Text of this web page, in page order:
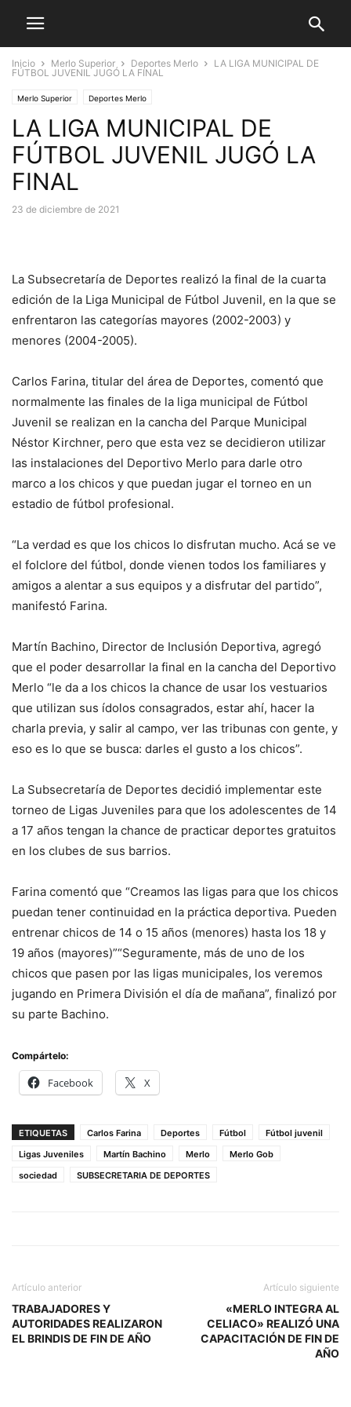
Inicio Merlo Superior Deportes Merlo
LA LIGA MUNICIPAL DE
FÚTBOL JUVENIL JUGÓ LA FINAL
Merlo Superior Deportes Merlo
LA LIGA MUNICIPAL DE
FÚTBOL JUVENIL JUGÓ LA
FINAL
23 de diciembre de 2021
La Subsecretaría de Deportes realizó la final de la cuarta
edición de la Liga Municipal de Fútbol Juvenil, en la que se
enfrentaron las categorías mayores (2002-2003) y
menores (2004-2005).
Carlos Farina, titular del área de Deportes, comentó que
normalmente las finales de la liga municipal de Fútbol
Juvenil se realizan en la cancha del Parque Municipal
Néstor Kirchner, pero que esta vez se decidieron utilizar
las instalaciones del Deportivo Merlo para darle otro
marco a los chicos y que puedan jugar el torneo en un
estadio de fútbol profesional.
“La verdad es que los chicos lo disfrutan mucho. Acá se ve
el folclore del fútbol, donde vienen todos los familiares y
amigos a alentar a sus equipos y a disfrutar del partido”,
manifestó Farina.
Martín Bachino, Director de Inclusión Deportiva, agregó
que el poder desarrollar la final en la cancha del Deportivo
Merlo “le da a los chicos la chance de usar los vestuarios
que utilizan sus ídolos consagrados, estar ahí, hacer la
charla previa, y salir al campo, ver las tribunas con gente, y
eso es lo que se busca: darles el gusto a los chicos”.
La Subsecretaría de Deportes decidió implementar este
torneo de Ligas Juveniles para que los adolescentes de 14
a 17 años tengan la chance de practicar deportes gratuitos
en los clubes de sus barrios.
Farina comentó que “Creamos las ligas para que los chicos
puedan tener continuidad en la práctica deportiva. Pueden
entrenar chicos de 14 o 15 años (menores) hasta los 18 y
19 años (mayores)”“Seguramente, más de uno de los
chicos que pasen por las ligas municipales, los veremos
jugando en Primera División el día de mañana”, finalizó por
su parte Bachino.
Compártelo:
Facebook X
ETIQUETAS Carlos Farina Deportes Fútbol
Fútbol juvenil
Ligas Juveniles
Martín Bachino Merlo
Merlo Gob
sociedad
SUBSECRETARIA DE DEPORTES
Artículo anterior
TRABAJADORES Y
AUTORIDADES REALIZARON
EL BRINDIS DE FIN DE AÑO
Artículo siguiente
«MERLO INTEGRA AL
CELIACO» REALIZÓ UNA
CAPACITACIÓN DE FIN DE
AÑO